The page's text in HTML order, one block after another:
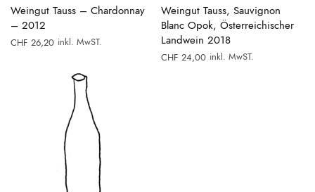
Weingut Tauss – Chardonnay
– 2012
CHF 26,20 inkl. MwST.
Weingut Tauss, Sauvignon
Blanc Opok, Österreichischer
Landwein 2018
CHF 24,00 inkl. MwST.